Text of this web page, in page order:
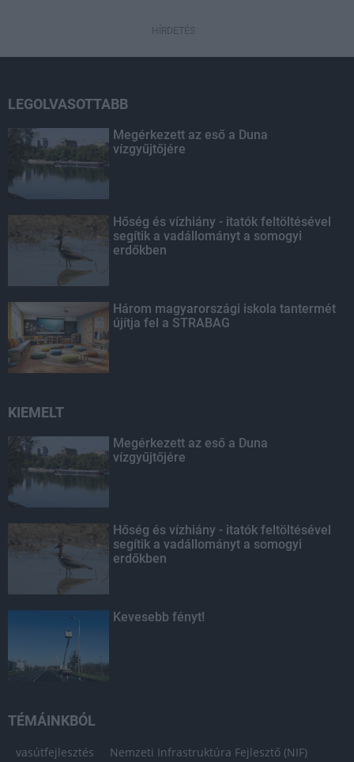
HÍRDETÉS
LEGOLVASOTTABB
Megérkezett az eső a Duna
vízgyűjtőjére
Hőség és vízhiány - itatók feltöltésével
segítik a vadállományt a somogyi
erdőkben
Három magyarországi iskola tantermét
újítja fel a STRABAG
KIEMELT
Megérkezett az eső a Duna
vízgyűjtőjére
Hőség és vízhiány - itatók feltöltésével
segítik a vadállományt a somogyi
erdőkben
Kevesebb fényt!
TÉMÁINKBÓL
vasútfejlesztés Nemzeti Infrastruktúra Fejlesztő (NIF)